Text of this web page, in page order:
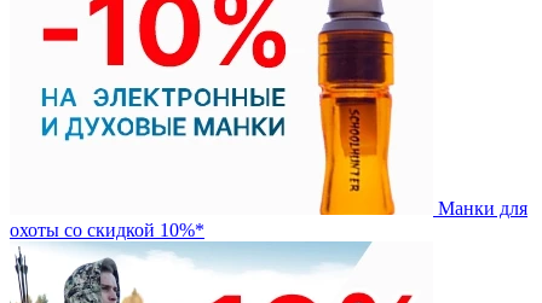
Манки для
охоты со скидкой 10%*